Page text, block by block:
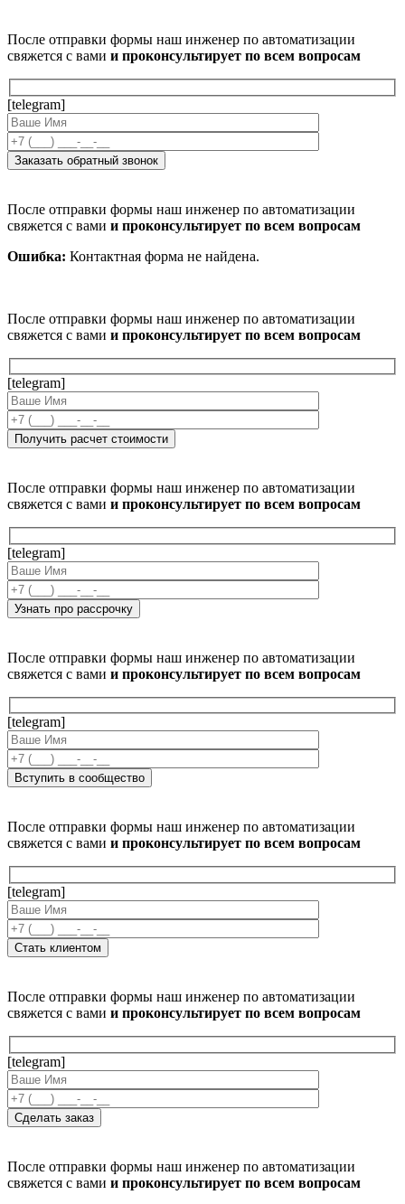
После отправки формы наш инженер по автоматизации
свяжется с вами и проконсультирует по всем вопросам
[telegram]
После отправки формы наш инженер по автоматизации
свяжется с вами и проконсультирует по всем вопросам
Ошибка: Контактная форма не найдена.
После отправки формы наш инженер по автоматизации
свяжется с вами и проконсультирует по всем вопросам
[telegram]
После отправки формы наш инженер по автоматизации
свяжется с вами и проконсультирует по всем вопросам
[telegram]
После отправки формы наш инженер по автоматизации
свяжется с вами и проконсультирует по всем вопросам
[telegram]
После отправки формы наш инженер по автоматизации
свяжется с вами и проконсультирует по всем вопросам
[telegram]
После отправки формы наш инженер по автоматизации
свяжется с вами и проконсультирует по всем вопросам
[telegram]
После отправки формы наш инженер по автоматизации
свяжется с вами и проконсультирует по всем вопросам